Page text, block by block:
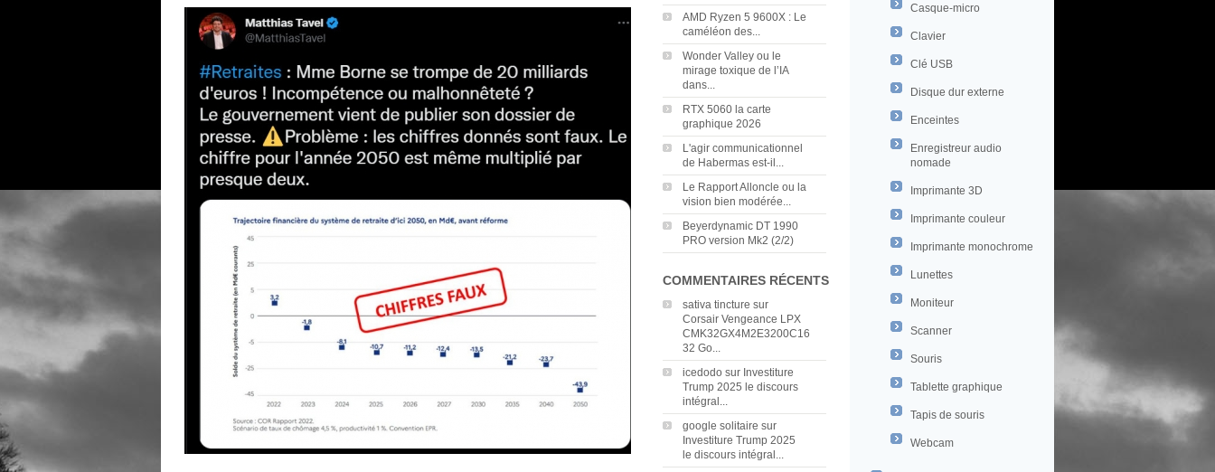
Casque-micro
Clavier
Clé USB
Disque dur externe
Enceintes
Enregistreur audio
nomade
Imprimante 3D
Imprimante couleur
Imprimante monochrome
Lunettes
Moniteur
Scanner
Souris
Tablette graphique
Tapis de souris
Webcam
AMD Ryzen 5 9600X : Le
caméléon des...
Wonder Valley ou le
mirage toxique de l’IA
dans...
RTX 5060 la carte
graphique 2026
L'agir communicationnel
de Habermas est-il...
Le Rapport Alloncle ou la
vision bien modérée...
Beyerdynamic DT 1990
PRO version Mk2 (2/2)
COMMENTAIRES RÉCENTS
sativa tincture sur
Corsair Vengeance LPX
CMK32GX4M2E3200C16
32 Go...
icedodo sur Investiture
Trump 2025 le discours
intégral...
google solitaire sur
Investiture Trump 2025
le discours intégral...